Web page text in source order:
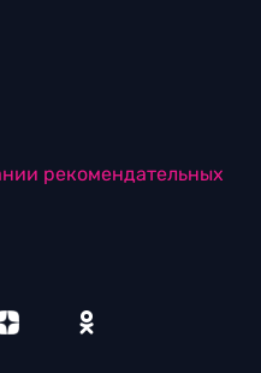
рекомендательных